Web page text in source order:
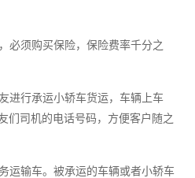
须购买保险，保险费率千分之
行承运小轿车货运，车辆上车
们司机的电话号码，方便客户随之
输车。被承运的车辆或者小轿车